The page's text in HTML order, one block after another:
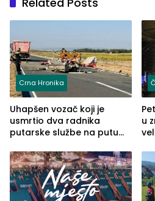
Crna Hronika
Uhapšen vozač koji je
usmrtio dva radnika
putarske službe na putu
(FOTO)
u